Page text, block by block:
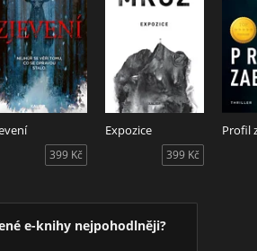
399 Kč
Expozice
399 Kč
Profil
e-knihy nejpohodlněji?